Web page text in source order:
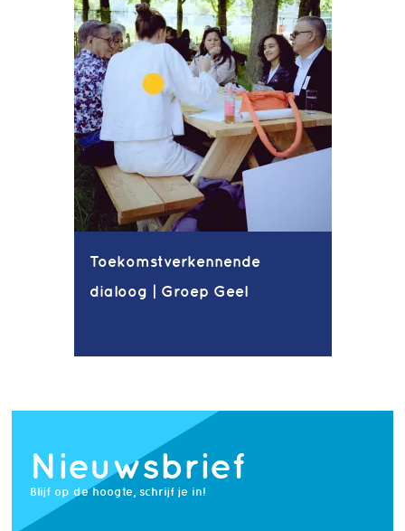
Toekomstverkennende
dialoog | Groep Geel
Nieuwsbrief
Blijf op de hoogte, schrijf je in!